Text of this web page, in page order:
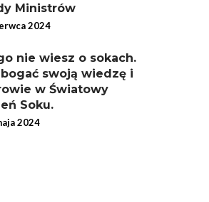
Ministrów
2024
nie wiesz o sokach.
swoją wiedzę i
w Światowy
Soku.
2024